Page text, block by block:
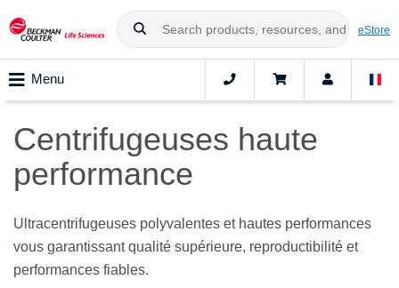
eStore
Menu
Centrifugeuses haute
performance
Ultracentrifugeuses polyvalentes et hautes performances
vous garantissant qualité supérieure, reproductibilité et
performances fiables.